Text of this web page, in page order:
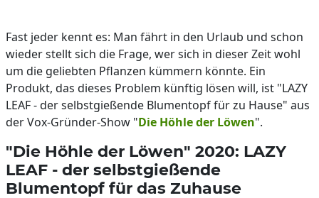
Fast jeder kennt es: Man fährt in den Urlaub und schon
wieder stellt sich die Frage, wer sich in dieser Zeit wohl
um die geliebten Pflanzen kümmern könnte. Ein
Produkt, das dieses Problem künftig lösen will, ist "LAZY
LEAF - der selbstgießende Blumentopf für zu Hause" aus
der Vox-Gründer-Show "Die Höhle der Löwen".
"Die Höhle der Löwen" 2020: LAZY
LEAF - der selbstgießende
Blumentopf für das Zuhause